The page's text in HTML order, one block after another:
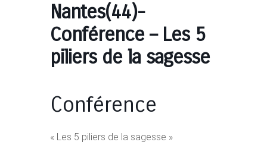
Nantes(44)-
Conférence – Les 5
piliers de la sagesse
Conférence
« Les 5 piliers de la sagesse »